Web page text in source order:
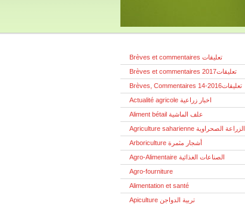
Brèves et commentaires تعليقات
Brèves et commentaires تعليقات2017
Brèves, Commentaires تعليقات2016-14
Actualité agricole اخبار زراعية
Aliment bétail علف الماشية
Agriculture saharienne الزراعة الصحراوية
Arboriculture أشجار مثمرة
Agro-Alimentaire الصناعات الغذائية
Agro-fourniture
Alimentation et santé
Apiculture تربية الدواجن